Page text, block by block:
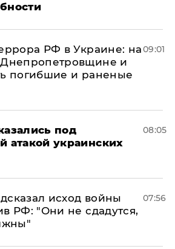
РФ в Украине: на
и
погибшие и раненые
09:01
под
атакой украинских
08:05
исход войны
РФ: "Они не сдадутся,
07:56